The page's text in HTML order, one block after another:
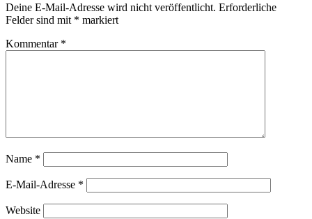
Deine E-Mail-Adresse wird nicht veröffentlicht. Erforderliche
Felder sind mit * markiert
Kommentar *
Name *
E-Mail-Adresse *
Website